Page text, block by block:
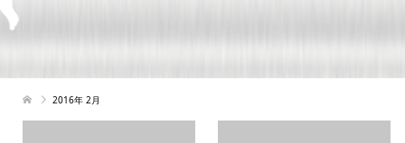
2016年 2月